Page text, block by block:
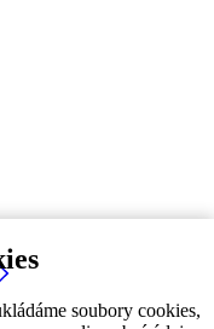
soubory cookies,